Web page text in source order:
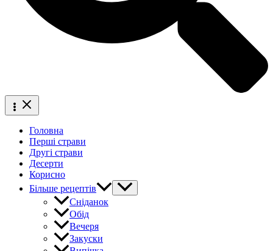
Головна
Перші страви
Другі страви
Десерти
Корисно
Більше рецептів
Сніданок
Обід
Вечеря
Закуски